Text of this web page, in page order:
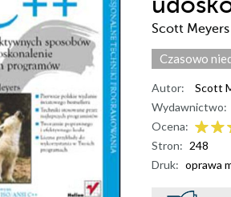
Scott Meyers
Czasowo
Autor:
Scott
Wydawnictwo:
Ocena:
Stron: 248
Druk: oprawa